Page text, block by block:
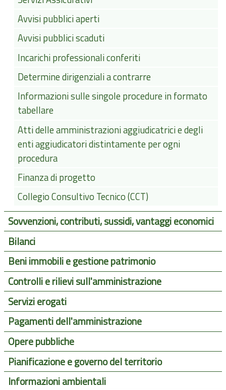
Avvisi pubblici aperti
Avvisi pubblici scaduti
Incarichi professionali conferiti
Determine dirigenziali a contrarre
Informazioni sulle singole procedure in formato
tabellare
Atti delle amministrazioni aggiudicatrici e degli
enti aggiudicatori distintamente per ogni
procedura
Finanza di progetto
Collegio Consultivo Tecnico (CCT)
Sovvenzioni, contributi, sussidi, vantaggi economici
Bilanci
Beni immobili e gestione patrimonio
Controlli e rilievi sull'amministrazione
Servizi erogati
Pagamenti dell'amministrazione
Opere pubbliche
Pianificazione e governo del territorio
Informazioni ambientali